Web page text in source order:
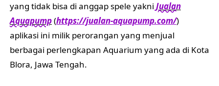
yang tidak bisa di anggap spele yakni Jualan
Aquapump(https://jualan-aquapump.com/)
aplikasi ini milik perorangan yang menjual
berbagai perlengkapan Aquarium yang ada di Kota
Blora, Jawa Tengah.